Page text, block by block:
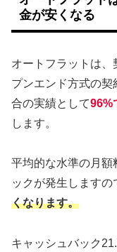
金が安くなる
オートフラットは
プンエンド方式の
合の実績として96%
します。
平均的な水準の月額
ックが発生しますの
くなります。
キャッシュバック